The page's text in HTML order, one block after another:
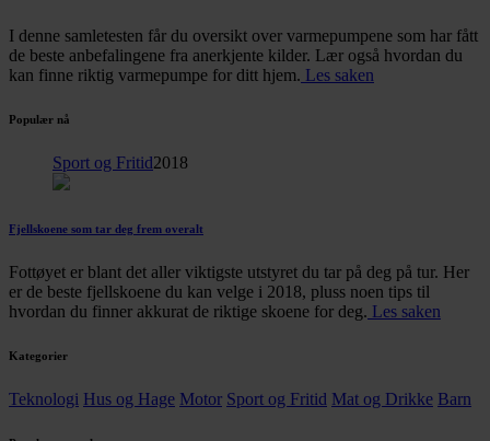
I denne samletesten får du oversikt over varmepumpene som har fått
de beste anbefalingene fra anerkjente kilder. Lær også hvordan du
kan finne riktig varmepumpe for ditt hjem. Les saken
Populær nå
Sport og Fritid2018
Fjellskoene som tar deg frem overalt
Fottøyet er blant det aller viktigste utstyret du tar på deg på tur. Her
er de beste fjellskoene du kan velge i 2018, pluss noen tips til
hvordan du finner akkurat de riktige skoene for deg. Les saken
Kategorier
Teknologi Hus og Hage Motor Sport og Fritid Mat og Drikke Barn